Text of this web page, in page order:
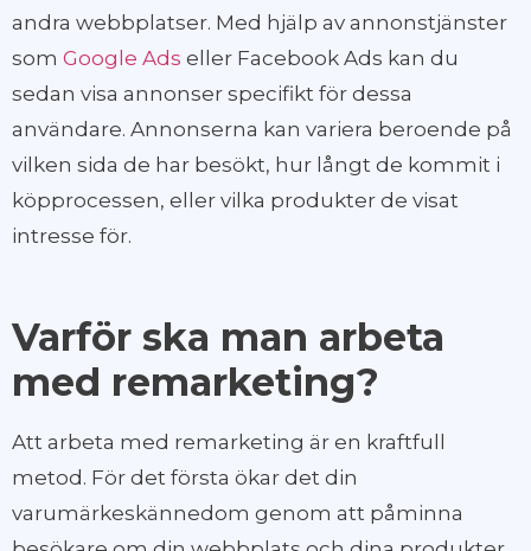
andra webbplatser. Med hjälp av annonstjänster
som Google Ads eller Facebook Ads kan du
sedan visa annonser specifikt för dessa
användare. Annonserna kan variera beroende på
vilken sida de har besökt, hur långt de kommit i
köpprocessen, eller vilka produkter de visat
intresse för.
Varför ska man arbeta
med remarketing?
Att arbeta med remarketing är en kraftfull
metod. För det första ökar det din
varumärkeskännedom genom att påminna